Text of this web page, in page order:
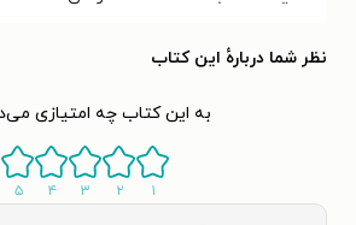
نظر شما دربارهٔ این کتاب
به این کتاب چه امتیازی
۱ ۲ ۳ ۴ ۵